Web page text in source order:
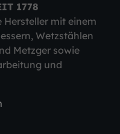
1778
Hersteller mit einem
Wetzstählen
Metzger sowie
und